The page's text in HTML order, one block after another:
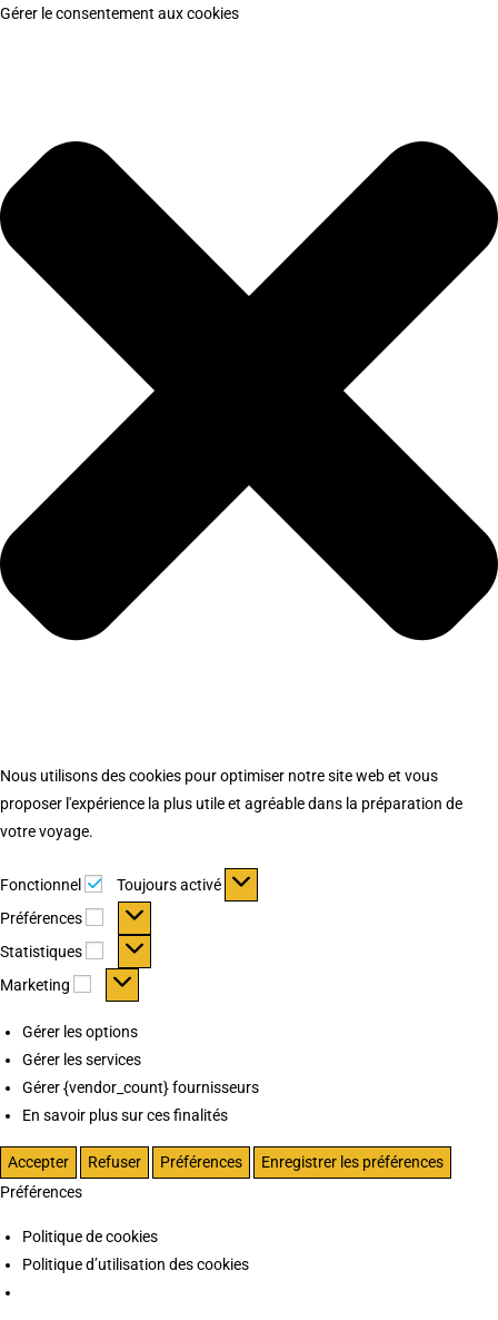
Gérer le consentement aux cookies
Nous utilisons des cookies pour optimiser notre site web et vous
proposer l'expérience la plus utile et agréable dans la préparation de
votre voyage.
Fonctionnel Fonctionnel
Toujours activé
Préférences
Préférences
Statistiques Statistiques
Marketing Marketing
Gérer les options
Gérer les services
Gérer {vendor_count} fournisseurs
En savoir plus sur ces finalités
Accepter Refuser Préférences
Enregistrer les préférences
Préférences
Politique de cookies
Politique d’utilisation des cookies